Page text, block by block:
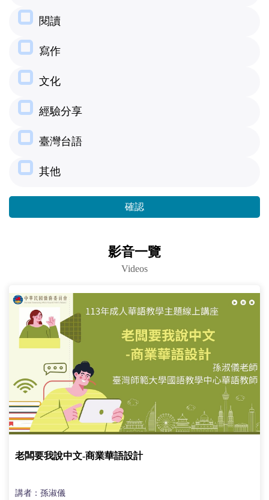
閱讀
寫作
文化
經驗分享
臺灣台語
其他
確認
影音一覽
Videos
老闆要我說中文-商業華語設計
講者：孫淑儀